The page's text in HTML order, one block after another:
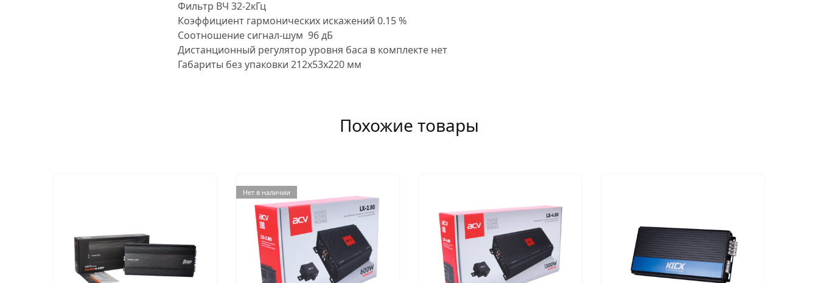
Фильтр ВЧ 32-2кГц
Коэффициент гармонических искажений 0.15 %
Соотношение сигнал-шум 96 дБ
Дистанционный регулятор уровня баса в комплекте нет
Габариты без упаковки 212х53х220 мм
Похожие товары
Нет в наличии